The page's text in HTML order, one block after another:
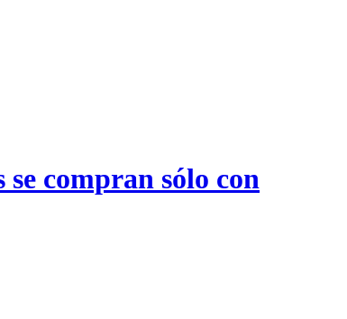
compran sólo con